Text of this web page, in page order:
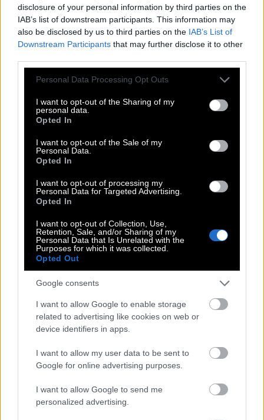
disclosure of your personal information by third parties on the
IAB’s list of downstream participants. This information may
also be disclosed by us to third parties on the IAB’s List of
Downstream Participants that may further disclose it to other
Please note that this website/app uses one or more Google
not limited to your visit or usage behaviour. You may click to
grant or deny consent to Google and its third-party tags to
use your data for below specified purposes in below Google
consent section.
Personal Data Processing Opt Outs
I want to opt-out of the Sharing of my
personal data.
Opted In
I want to opt-out of the Sale of my
Personal Data.
Opted In
I want to opt-out of processing my
Personal Data for Targeted Advertising.
Opted In
I want to opt-out of Collection, Use,
Retention, Sale, and/or Sharing of my
Personal Data that Is Unrelated with the
Purposes for which it was collected.
Opted Out
Google consents
I want to allow Google to enable storage
related to advertising like cookies on web or
device identifiers in apps.
I want to allow my user data to be sent to
Google for online advertising purposes.
I want to allow Google to send me
personalized advertising.
Υπάρχει καλή και κακή τεχνητή
νοημοσύνη;
Από την άλλη, να συμφωνήσουμε πως υπάρχουν
δραστηριότητες οι οποίες δεν είναι τίποτε άλλο
πέρα από ταλαιπωρία και δεν προσφέρουν τίποτα
ουσιώδες. Και πως αυτές η τεχνητή νοημοσύνη
έρχεται να τις επιλύσει για λογαριασμό του
ανθρώπου. Όμως, πού μπαίνει το όριο στη
χρήση της; Το κρίσιμο ερώτημα επανήλθε στο
πρόσφατο φεστιβάλ ταινιών κινουμένων σχεδίων
στο Ανεσί, το σημαντικότερο για το συγκεκριμένο
είδος κινηματογράφου στον κόσμο, όπου
προκλήθηκε σάλος στην προβολή της μικρού
μήκους «Danse Macabre» του πολύπειρου Χίσκο
Χάλσινγκ. Ο βετεράνος του animation πριν την